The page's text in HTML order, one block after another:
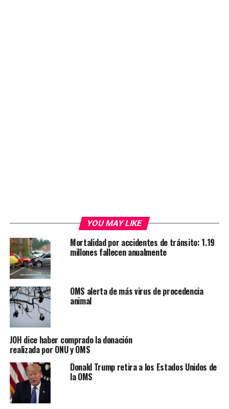
YOU MAY LIKE
Mortalidad por accidentes de tránsito: 1.19
millones fallecen anualmente
OMS alerta de más virus de procedencia
animal
JOH dice haber comprado la donación
realizada por ONU y OMS
Donald Trump retira a los Estados Unidos de
la OMS